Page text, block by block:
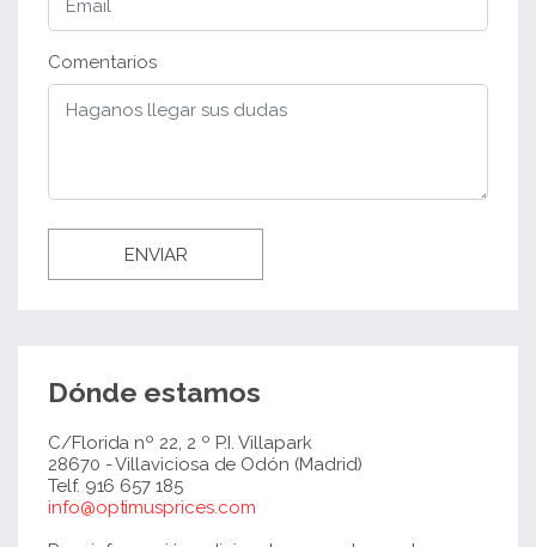
Comentarios
ENVIAR
Dónde estamos
C/Florida nº 22, 2 º P.I. Villapark
28670 - Villaviciosa de Odón (Madrid)
Telf. 916 657 185
info@optimusprices.com